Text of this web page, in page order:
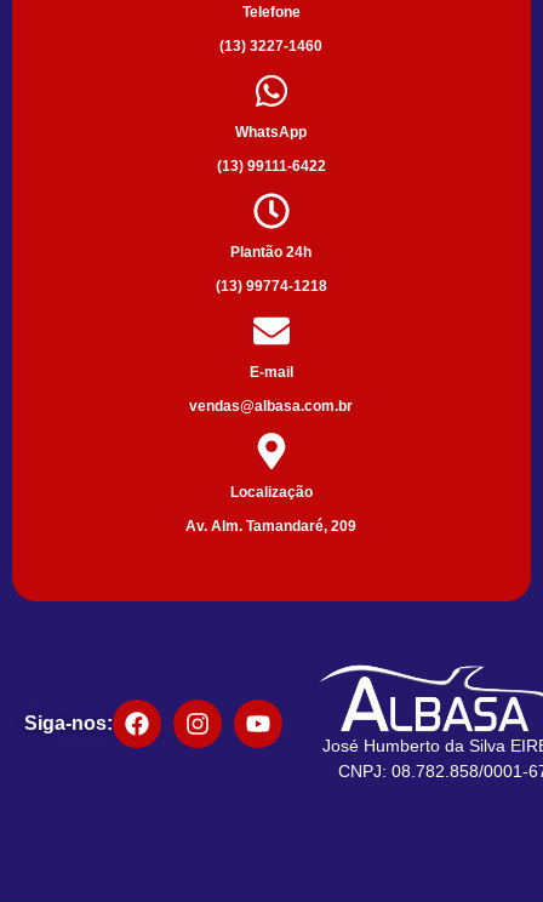
Telefone
(13) 3227-1460
WhatsApp
(13) 99111-6422
Plantão 24h
(13) 99774-1218
E-mail
vendas@albasa.com.br
Localização
Av. Alm. Tamandaré, 209
Siga-nos:
José Humberto da Silva
CNPJ: 08.782.858/0001-